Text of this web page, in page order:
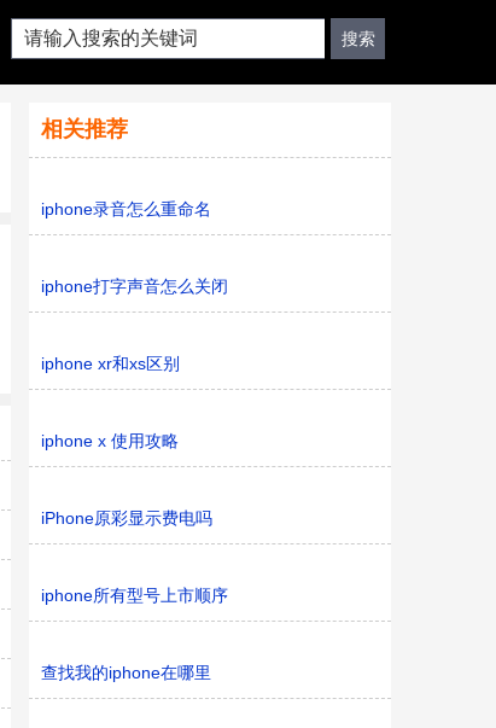
相关推荐
iphone录音怎么重命名
iphone打字声音怎么关闭
iphone xr和xs区别
iphone x 使用攻略
iPhone原彩显示费电吗
iphone所有型号上市顺序
查找我的iphone在哪里